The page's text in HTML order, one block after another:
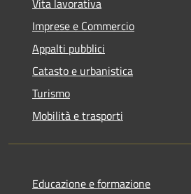
Vita lavorativa
Imprese e Commercio
Appalti pubblici
Catasto e urbanistica
Turismo
Mobilità e trasporti
Educazione e formazione